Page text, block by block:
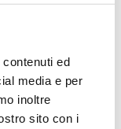
ed
media e per
inoltre
sito con i
Aula